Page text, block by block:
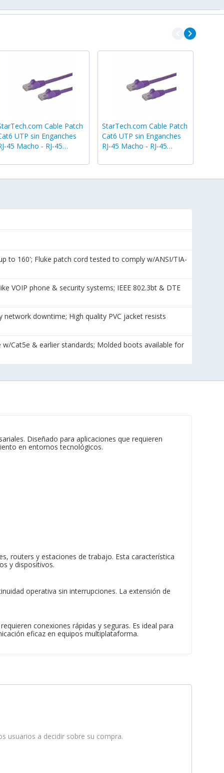
navigate_beforenavigate_next
Cable Patch
UTP sin Enganches
45 Macho - RJ-45
StarTech.com Cable Patch
Cat6 UTP sin Enganches
RJ-45 Macho - RJ-45
to 160'; Fluke patch cord tested to comply w/ANSI/TIA-
VOIP phone & security systems; IEEE 802.3bt & DTE
downtime; High quality PVC jacket resists
Cat5e & earlier standards; Molded boots available for
Diseñado para aplicaciones que requieren
en entornos tecnológicos.
routers y estaciones de trabajo. Esta característica
y dispositivos.
operativa sin interrupciones. La extensión de
conexiones rápidas y seguras. Es ideal para
eficaz en equipos multiplataforma.
usuarios a decidir sobre su compra.